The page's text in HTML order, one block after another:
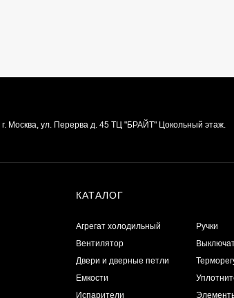
г. Москва, ул. Перерва д. 45 ТЦ "БРАЙТ" Цокольный этаж.
КАТАЛОГ
Агрегат холодильный
Вентилятор
Двери и дверные петли
Емкости
Испарители
Ручки